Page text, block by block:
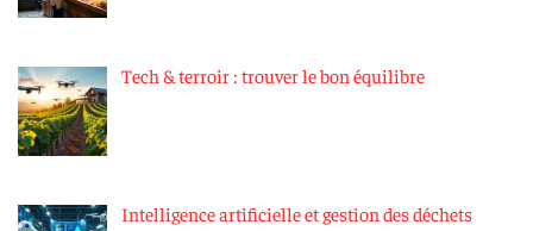
Tech & terroir : trouver le bon équilibre
Intelligence artificielle et gestion des déchets